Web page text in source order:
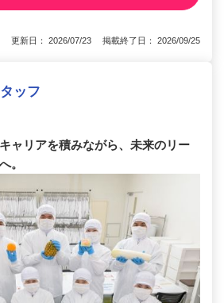
更新日： 2026/07/23 掲載終了日： 2026/09/25
ッフ
ャリアを積みながら、未来のリー
。